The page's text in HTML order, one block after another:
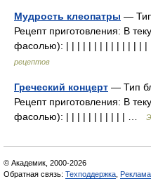
Мудрость клеопатры —
Рецепт приготовления: В
фасолью): | | | | | | | | | | | | | |
рецептов
Греческий концерт — Тип
Рецепт приготовления: В
фасолью): | | | | | | | | | | | …
© Академик, 2000-2026
Обратная связь: Техподдержка